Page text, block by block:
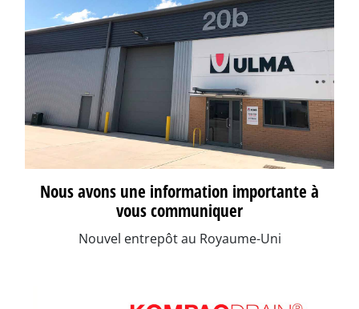
Nous avons une information importante à
vous communiquer
Nouvel entrepôt au Royaume-Uni